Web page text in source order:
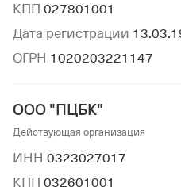
КПП 027801001
Дата регистрации
ОГРН 1020203221147
ООО "ПЦБК"
Действующая организация
ИНН 0323027017
КПП 032601001